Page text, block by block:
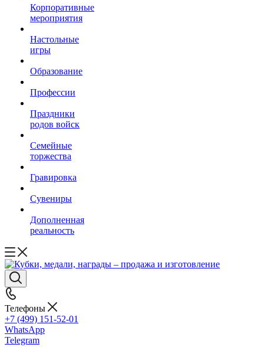
Корпоративные
мероприятия
Настольные
игры
Образование
Профессии
Праздники
родов войск
Семейные
торжества
Гравировка
Сувениры
Дополненная
реальность
Телефоны
+7 (499) 151-52-01
WhatsApp
Telegram